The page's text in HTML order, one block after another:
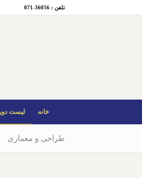
تلفن : 36056-071
خانه لیست
طراحی و معماری